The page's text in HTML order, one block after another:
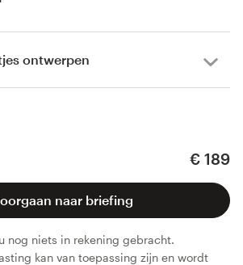
ontwerpen
€ 189
naar briefing
nog niets in rekening gebracht.
kan van toepassing zijn en wordt